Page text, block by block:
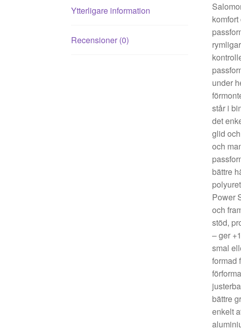
Ytterligare information
Recensioner (0)
under
står i
det
glid
och
bättre
Power
och
stöd,
– ger
smal
formad
bättre
enkelt